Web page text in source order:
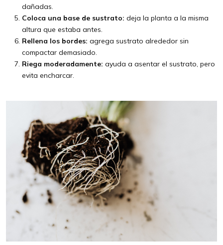
dañadas.
Coloca una base de sustrato: deja la planta a la misma
altura que estaba antes.
Rellena los bordes: agrega sustrato alrededor sin
compactar demasiado.
Riega moderadamente: ayuda a asentar el sustrato, pero
evita encharcar.